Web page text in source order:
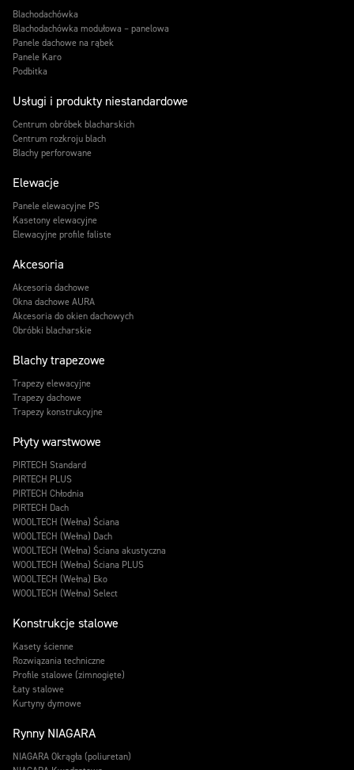
Blachodachówka
Blachodachówka modułowa – panelowa
Panele dachowe na rąbek
Panele Karo
Podbitka
Usługi i produkty niestandardowe
Centrum obróbek blacharskich
Centrum rozkroju blach
Blachy perforowane
Elewacje
Panele elewacyjne PS
Kasetony elewacyjne
Elewacyjne profile faliste
Akcesoria
Akcesoria dachowe
Okna dachowe AURA
Akcesoria do okien dachowych
Obróbki blacharskie
Blachy trapezowe
Trapezy elewacyjne
Trapezy dachowe
Trapezy konstrukcyjne
Płyty warstwowe
PIRTECH Standard
PIRTECH PLUS
PIRTECH Chłodnia
PIRTECH Dach
WOOLTECH (Wełna) Ściana
WOOLTECH (Wełna) Dach
WOOLTECH (Wełna) Ściana akustyczna
WOOLTECH (Wełna) Ściana PLUS
WOOLTECH (Wełna) Eko
WOOLTECH (Wełna) Select
Konstrukcje stalowe
Kasety ścienne
Rozwiązania techniczne
Profile stalowe (zimnogięte)
Łaty stalowe
Kurtyny dymowe
Rynny NIAGARA
NIAGARA Okrągła (poliuretan)